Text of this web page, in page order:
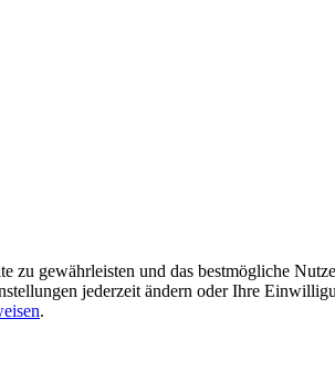
zu gewährleisten und das bestmögliche
jederzeit ändern oder Ihre
.